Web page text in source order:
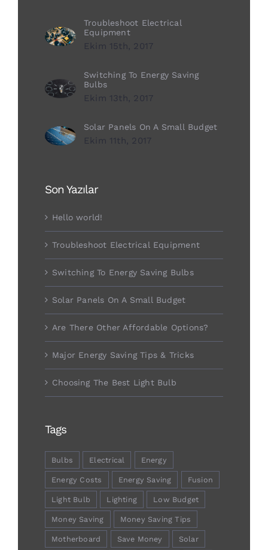
Troubleshoot Electrical
Equipment
Ekim 15th, 2017
Switching To Energy Saving
Bulbs
Ekim 13th, 2017
Solar Panels On A Small Budget
Ekim 11th, 2017
Son Yazılar
Hello world!
Troubleshoot Electrical Equipment
Switching To Energy Saving Bulbs
Solar Panels On A Small Budget
Are There Other Affordable Options?
Major Energy Saving Tips & Tricks
Choosing The Best Light Bulb
Tags
Bulbs Electrical Energy
Energy Costs Energy Saving Fusion
Light Bulb Lighting Low Budget
Money Saving Money Saving Tips
Motherboard Save Money Solar